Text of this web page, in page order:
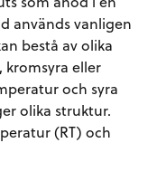
används vanligen
bestå av olika
kromsyra eller
och syra
olika struktur.
(RT) och